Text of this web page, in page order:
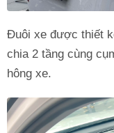
Đuôi xe được thiết
chia 2 tầng cùng
hông xe.